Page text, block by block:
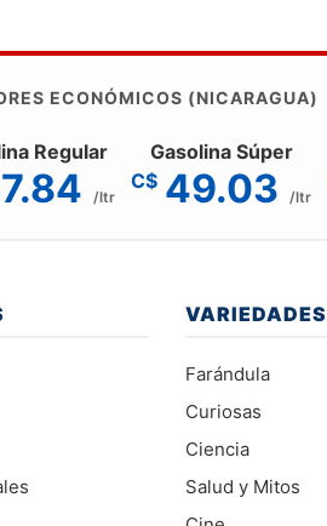
ECONÓMICOS (NICARAGUA)
Regular
/ltr
Gasolina Súper
C$ 49.03 /ltr
VARIEDADES
Farándula
Curiosas
Ciencia
Salud y Mitos